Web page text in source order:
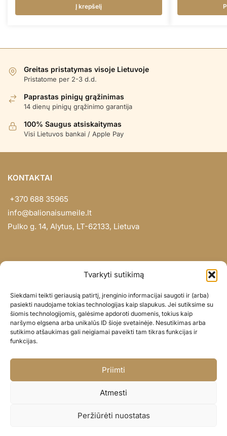
Tvarkyti sutikimą
Siekdami teikti geriausią patirtį, įrenginio informacijai saugoti ir (arba)
pasiekti naudojame tokias technologijas kaip slapukus. Jei sutiksime su
šiomis technologijomis, galėsime apdoroti duomenis, tokius kaip
naršymo elgsena arba unikalūs ID šioje svetainėje. Nesutikimas arba
sutikimo atšaukimas gali neigiamai paveikti tam tikras funkcijas ir
funkcijas.
Priimti
Atmesti
Peržiūrėti nuostatas
Į krepšelį
Greitas pristatymas visoje Lietuvoje
Pristatome per 2-3 d.d.
Paprastas pinigų grąžinimas
14 dienų pinigų grąžinimo garantija
100% Saugus atsiskaitymas
Visi Lietuvos bankai / Apple Pay
KONTAKTAI
+370 688 35965
info@balionaisumeile.lt
Pulko g. 14, Alytus, LT-62133, Lietuva
Didmena
Darbų portfolio
Privatumo politika
Parduotuvės politika
© BALIONAISUMEILE 2024